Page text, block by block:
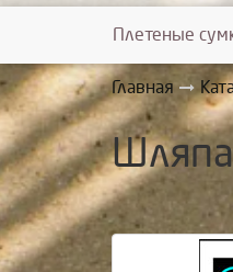
Плетеные
Главная